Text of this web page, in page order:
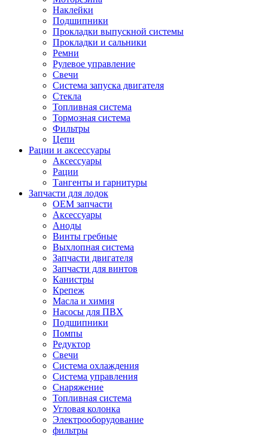
Наклейки
Подшипники
Прокладки выпускной системы
Прокладки и сальники
Ремни
Рулевое управление
Свечи
Система запуска двигателя
Стекла
Топливная система
Тормозная система
Фильтры
Цепи
Рации и аксессуары
Аксессуары
Рации
Тангенты и гарнитуры
Запчасти для лодок
OEM запчасти
Аксессуары
Аноды
Винты гребные
Выхлопная система
Запчасти двигателя
Запчасти для винтов
Канистры
Крепеж
Масла и химия
Насосы для ПВХ
Подшипники
Помпы
Редуктор
Свечи
Система охлаждения
Система управления
Снаряжение
Топливная система
Угловая колонка
Электрооборудование
фильтры